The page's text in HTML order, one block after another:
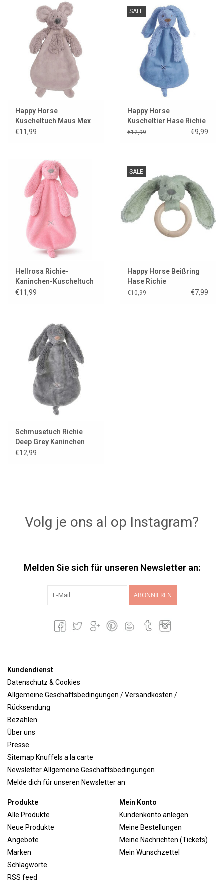
Happy Horse
Kuscheltuch Maus Mex
€11,99
SALE
Happy Horse
Kuscheltier Hase Richie
blau
€12,99 €9,99
Hellrosa Richie-
Kaninchen-Kuscheltuch
„Happy Horse“
€11,99
SALE
Happy Horse Beißring
Hase Richie
€10,99 €7,99
Schmusetuch Richie
Deep Grey Kaninchen
dunkelgrau Happy
€12,99
Volg je ons al op Instagram?
Melden Sie sich für unseren Newsletter an:
ABONNIEREN
Kundendienst
Datenschutz & Cookies
Allgemeine Geschäftsbedingungen / Versandkosten /
Rücksendung
Bezahlen
Über uns
Presse
Sitemap Knuffels a la carte
Newsletter Allgemeine Geschäftsbedingungen
Melde dich für unseren Newsletter an
Produkte
Alle Produkte
Neue Produkte
Angebote
Marken
Schlagworte
RSS feed
Mein Konto
Kundenkonto anlegen
Meine Bestellungen
Meine Nachrichten (Tickets)
Mein Wunschzettel